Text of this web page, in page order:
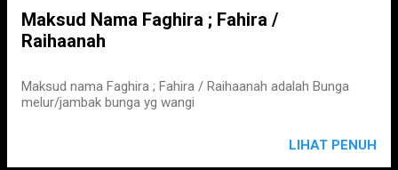
Maksud Nama Faghira ; Fahira /
Raihaanah
Maksud nama Faghira ; Fahira / Raihaanah adalah Bunga
melur/jambak bunga yg wangi
LIHAT PENUH